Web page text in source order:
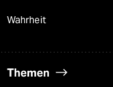
Wahrheit
Themen